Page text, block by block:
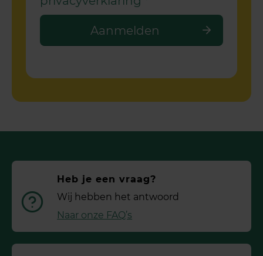
Heb je een vraag?
Wij hebben het antwoord
Naar onze FAQ’s